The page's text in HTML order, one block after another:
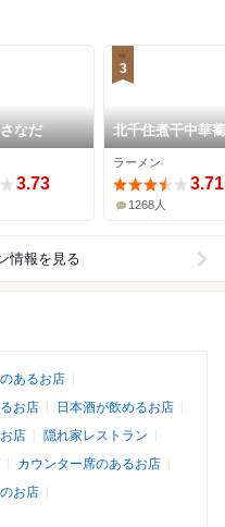
なだ
3.73
3
北千住煮干中華
かれん
ラーメン
3.71
1268人
情報を見る
あるお店
お店
日本酒が飲めるお店
店
隠れ家レストラン
カウンター席のあるお店
お店